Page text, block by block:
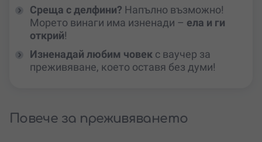
Среща с делфини? Напълно възможно!
Морето винаги има изненади – ела и ги
открий!
Изненадай любим човек с ваучер за
преживяване, което оставя без думи!
Повече за преживяването